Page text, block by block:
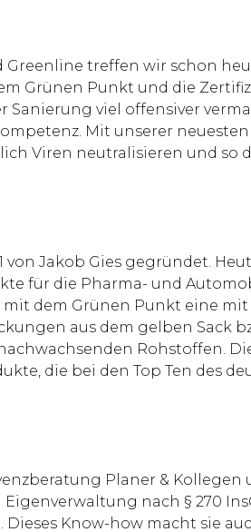
treffen wir schon
Grünen Punkt und die
viel offensiver
Mit unserer
Viren neutralisieren und so
von Jakob Gies gegründet.
für die Pharma- und
dem Grünen Punkt eine
aus dem gelben Sack
Rohstoffen.
die bei den Top Ten des
Planer & Kollegen
nach § 270
Know-how macht sie